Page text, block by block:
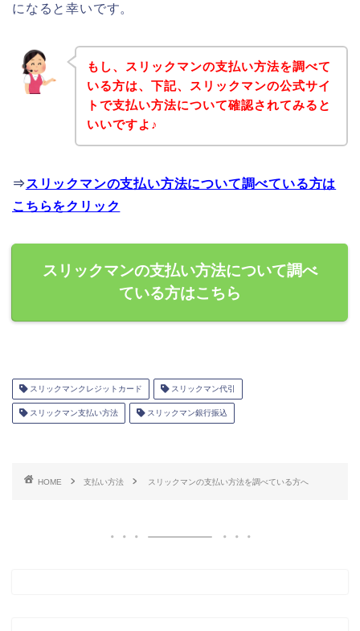
になると幸いです。
もし、スリックマンの支払い方法を調べて
いる方は、下記、スリックマンの公式サイ
トで支払い方法について確認されてみると
いいですよ♪
⇒ スリックマンの支払い方法について調べている方は
こちらをクリック
スリックマンの支払い方法について調べ
ている方はこちら
スリックマンクレジットカード スリックマン代引
スリックマン支払い方法 スリックマン銀行振込
HOME 支払い方法 スリックマンの支払い方法を調べている方へ